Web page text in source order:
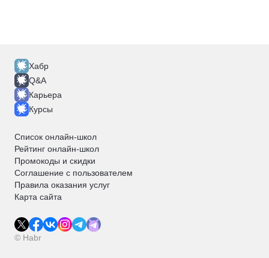
Хабр
Q&A
Карьера
Курсы
Список онлайн-школ
Рейтинг онлайн-школ
Промокоды и скидки
Соглашение с пользователем
Правила оказания услуг
Карта сайта
© Habr